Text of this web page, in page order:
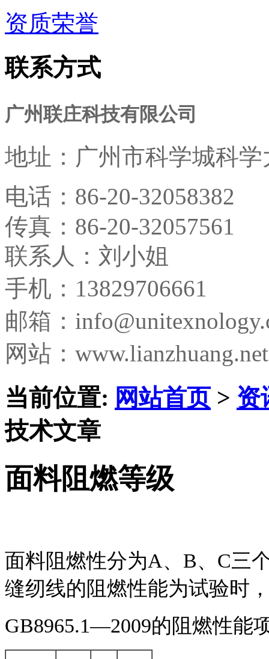
资质荣誉
联系方式
广州联庄科技有限公司
地址： 广州市科学城科
电话： 86-20-32058382
传真： 86-20-32057561
联系人：刘小姐
手机：13829706661
邮箱：
网站：www.lianzhuang.net
当前位置: 网站首页> 资
技术文章
面料阻燃等级
面料阻燃性分为A、B、C三
缝纫线的阻燃性能为试验时
GB8965.1—2009的阻燃性能